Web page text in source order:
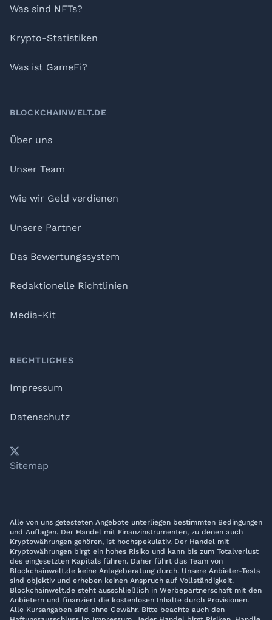
Was sind NFTs?
Krypto-Statistiken
Was ist GameFi?
BLOCKCHAINWELT.DE
Über uns
Unser Team
Wie wir Geld verdienen
Unsere Partner
Das Bewertungssystem
Redaktionelle Richtlinien
Media-Kit
RECHTLICHES
Impressum
Datenschutz
YouTube
𝕏LinkedIn
Telegram
Sitemap
Alle von uns getesteten Angebote unterliegen bestimmten Bedingungen
und Auflagen. Der Handel mit Finanzinstrumenten, zu denen auch
Kryptowährungen gehören, ist hochspekulativ. Der Handel mit
Kryptowährungen birgt ein hohes Risiko und kann bis zum Totalverlust
des eingesetzten Kapitals führen. Daher führt das Team von
Blockchainwelt.de keine Anlageberatung durch. Unsere Anbieter-Tests
sind objektiv und erheben keinen Anspruch auf Vollständigkeit.
Blockchainwelt.de steht ausschließlich in Werbepartnerschaft mit den
Anbietern und finanziert die kostenlosen Inhalte durch Provisionen.
Alle Kursangaben sind ohne Gewähr. Bitte beachte auch den